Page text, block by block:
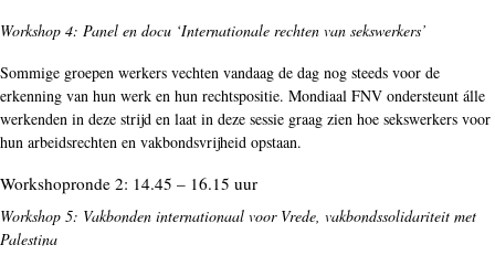
Workshop 4: Panel en docu ‘Internationale rechten van sekswerkers’
Sommige groepen werkers vechten vandaag de dag nog steeds voor de
erkenning van hun werk en hun rechtspositie. Mondiaal FNV ondersteunt álle
werkenden in deze strijd en laat in deze sessie graag zien hoe sekswerkers voor
hun arbeidsrechten en vakbondsvrijheid opstaan.
Workshopronde 2: 14.45 – 16.15 uur
Workshop 5: Vakbonden internationaal voor Vrede, vakbondssolidariteit met
Palestina